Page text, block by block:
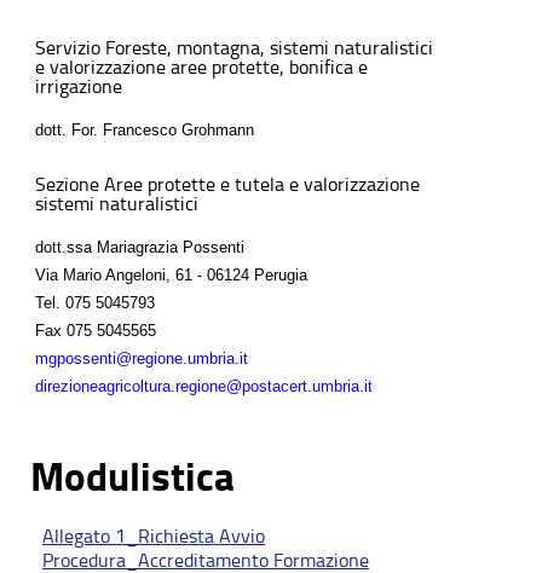
Servizio Foreste, montagna, sistemi naturalistici
e valorizzazione aree protette, bonifica e
irrigazione
dott. For. Francesco Grohmann
Sezione Aree protette e tutela e valorizzazione
sistemi naturalistici
dott.ssa Mariagrazia Possenti
Via Mario Angeloni, 61 - 06124 Perugia
Tel. 075 5045793
Fax 075 5045565
mgpossenti@regione.umbria.it
direzioneagricoltura.regione@postacert.umbria.it
Modulistica
Allegato 1_Richiesta Avvio
Procedura_Accreditamento Formazione